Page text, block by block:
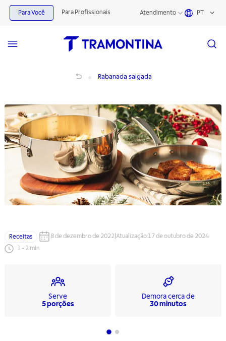
Para Você Para Profissionais Atendimento PT
Rabanada salgada
Receitas 8 de dezembro de 2022 Atualização:17 de outubro de 2024
1- 2 min
Serve
5 porções
Demora cerca de
30 minutos